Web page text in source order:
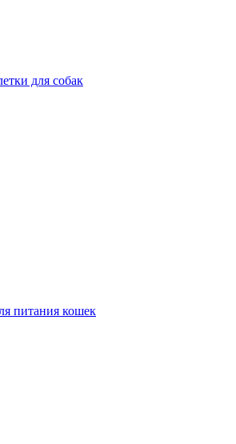
для собак
питания кошек